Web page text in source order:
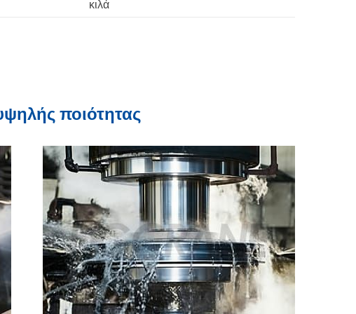
κιλά
ποιότητας